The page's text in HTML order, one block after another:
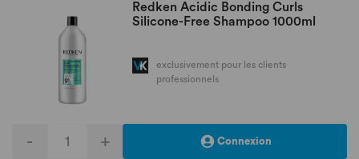
Redken Acidic Bonding Curls
Silicone-Free Shampoo 1000ml
exclusivement pour les clients
professionnels
- + Connexion